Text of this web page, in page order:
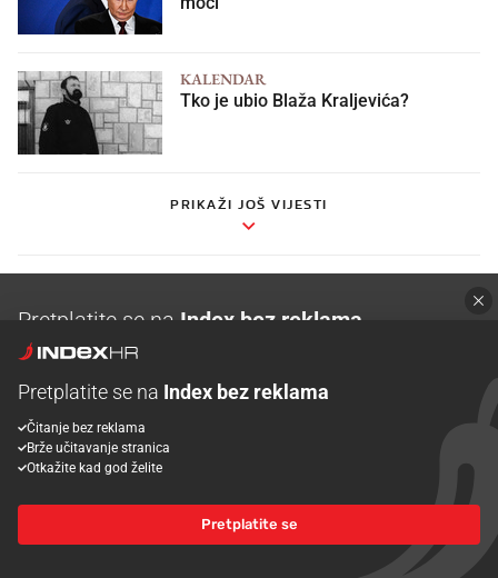
KALENDAR
Tko je ubio Blaža Kraljevića?
PRIKAŽI JOŠ VIJESTI
Pretplatite se na Index bez reklama
Podržite neovisno novinarstvo i čitajte Index bez bannera.
Pretplatite se
NASLOVNICA
VIJESTI
Pretplatite se na Index bez reklama
Čitanje bez reklama
Brže učitavanje stranica
Otkažite kad god želite
Pretplatite se